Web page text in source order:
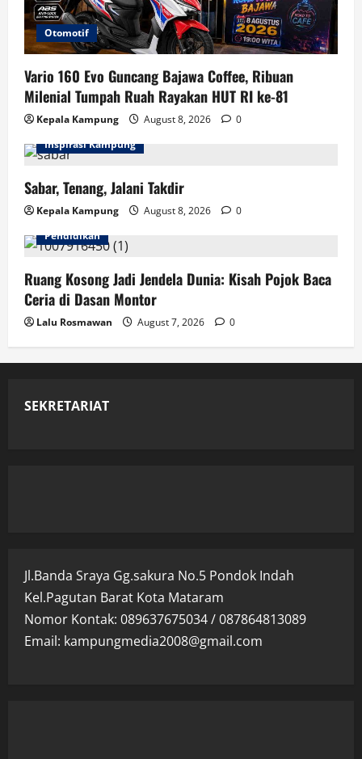
Otomotif
Vario 160 Evo Guncang Bajawa Coffee, Ribuan
Milenial Tumpah Ruah Rayakan HUT RI ke-81
Kepala Kampung August 8, 2026
0
Inspirasi Kampung
Sabar, Tenang, Jalani Takdir
Kepala Kampung August 8, 2026
0
Pendidikan
Ruang Kosong Jadi Jendela Dunia: Kisah Pojok Baca
Ceria di Dasan Montor
Lalu Rosmawan August 7, 2026 0
SEKRETARIAT
Jl.Banda Sraya Gg.sakura No.5 Pondok Indah
Kel.Pagutan Barat Kota Mataram
Nomor Kontak: 089637675034 / 087864813089
Email: kampungmedia2008@gmail.com